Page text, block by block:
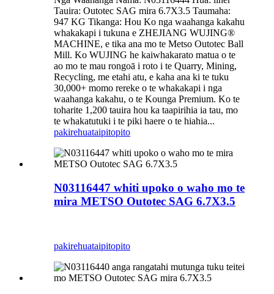
Tauira: Outotec SAG mira 6.7X3.5 Taumaha:
947 KG Tikanga: Hou Ko nga waahanga kakahu
whakakapi i tukuna e ZHEJIANG WUJING®
MACHINE, e tika ana mo te Metso Outotec Ball
Mill. Ko WUJING he kaiwhakarato matua o te
ao mo te mau rongoā i roto i te Quarry, Mining,
Recycling, me etahi atu, e kaha ana ki te tuku
30,000+ momo rereke o te whakakapi i nga
waahanga kakahu, o te Kounga Premium. Ko te
toharite 1,200 tauira hou ka taapirihia ia tau, mo
te whakatutuki i te piki haere o te hiahia...
pakirehuataipitopito
N03116447 whiti upoko o waho mo te
mira METSO Outotec SAG 6.7X3.5
pakirehuataipitopito